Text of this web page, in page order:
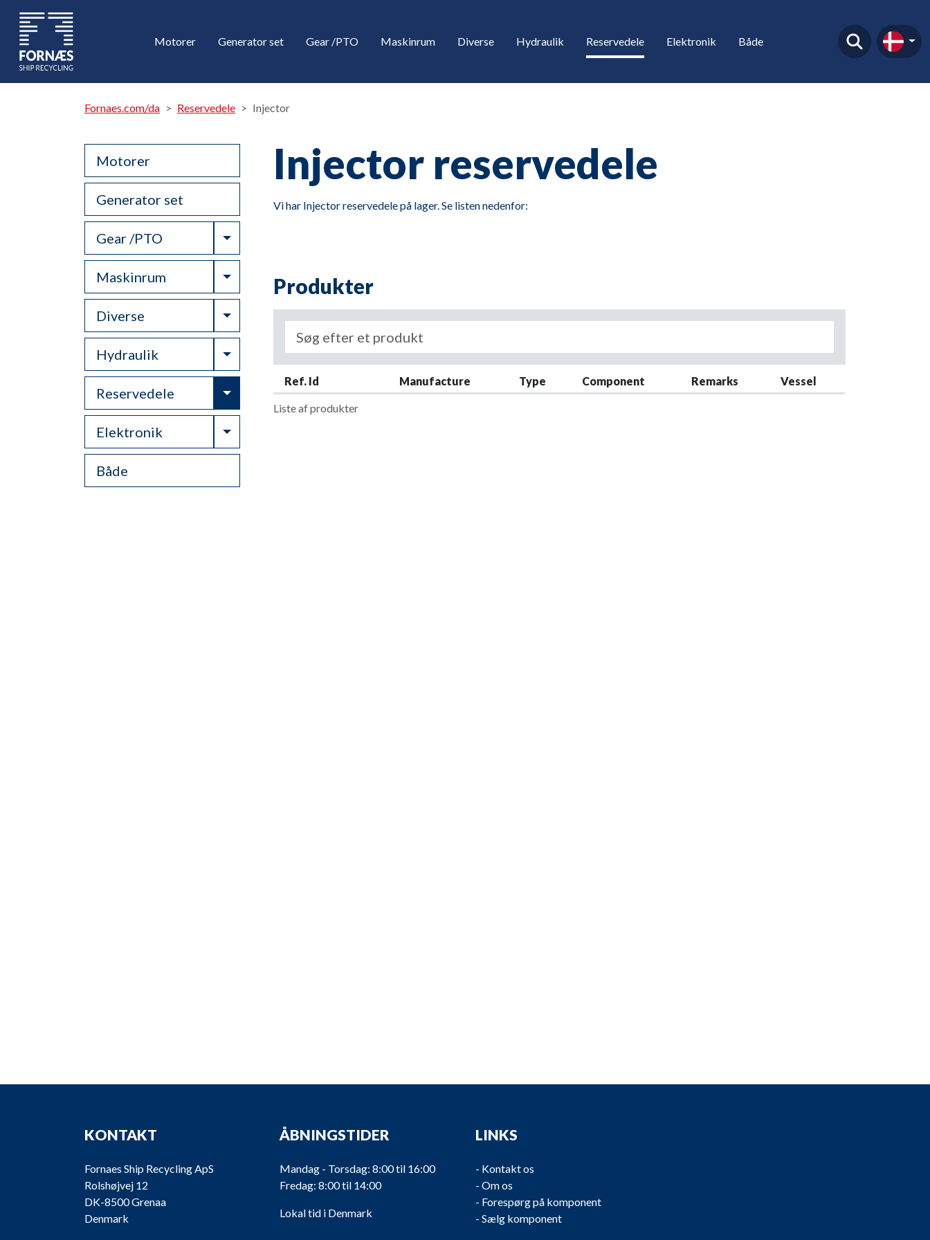
Motorer Generator set Gear /PTO Maskinrum Diverse Hydraulik Reservedele Elektronik Både
Fornaes.com/da Reservedele Injector
Motorer
Generator set
Gear /PTO Toggle Dropdown
Maskinrum Toggle Dropdown
Diverse Toggle Dropdown
Hydraulik Toggle Dropdown
Reservedele Toggle Dropdown
Elektronik Toggle Dropdown
Både
Injector reservedele
Vi har Injector reservedele på lager. Se listen nedenfor:
Produkter
Liste af produkter
Ref. Id Manufacture Type Component Remarks Vessel
KONTAKT
Fornaes Ship Recycling ApS
Rolshøjvej 12
DK-8500 Grenaa
Denmark
ÅBNINGSTIDER
Mandag - Torsdag: 8:00 til 16:00
Fredag: 8:00 til 14:00
Lokal tid i Denmark
LINKS
- Kontakt os
- Om os
- Forespørg på komponent
- Sælg komponent